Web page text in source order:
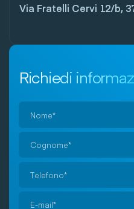
Via Fratelli Cervi 12/b,
Richiedi